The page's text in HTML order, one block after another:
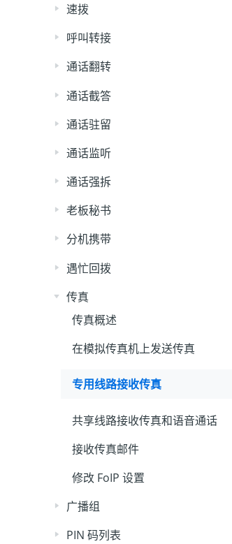
速拨
呼叫转接
通话翻转
通话截答
通话驻留
通话监听
通话强拆
老板秘书
分机携带
遇忙回拨
传真
传真概述
在模拟传真机上发送传真
专用线路接收传真
共享线路接收传真和语音通话
接收传真邮件
修改 FoIP 设置
广播组
PIN 码列表